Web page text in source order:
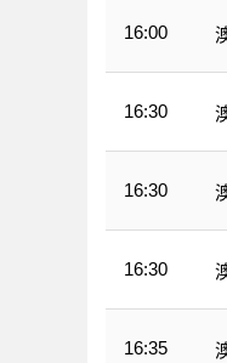
16:00
16:30
16:30
16:30
16:35